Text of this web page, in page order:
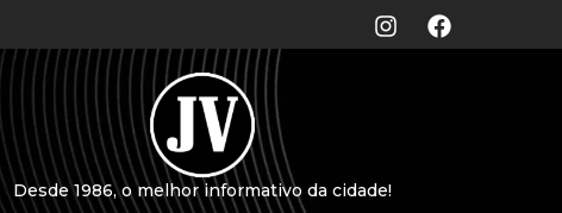
Desde 1986, o melhor informativo da cidade!